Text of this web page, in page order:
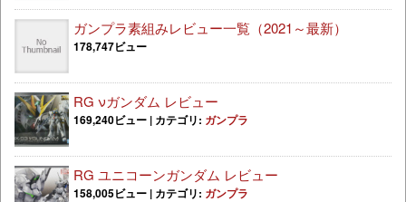
ガンプラ素組みレビュー一覧（2021～最新）
178,747ビュー
RG νガンダム レビュー
169,240ビュー | カテゴリ: ガンプラ
RG ユニコーンガンダム レビュー
158,005ビュー | カテゴリ: ガンプラ